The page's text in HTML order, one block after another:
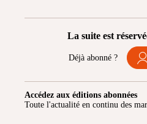
La suite est
Déjà abonné ?
Accédez aux éditions abonnées
Toute l'actualité en continu des